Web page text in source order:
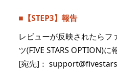
■【STEP3】報告
レビューが反映されたらフ
ツ(FIVE STARS OPTION)に
[宛先]：